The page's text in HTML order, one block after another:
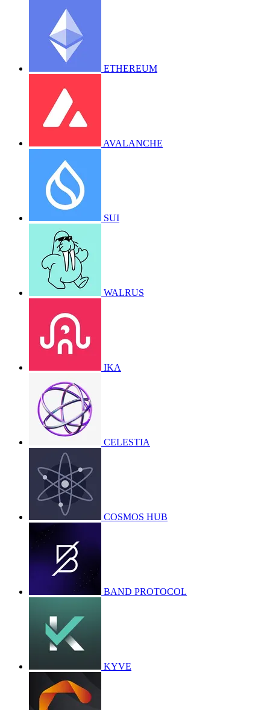
ETHEREUM
AVALANCHE
SUI
WALRUS
IKA
CELESTIA
COSMOS HUB
BAND PROTOCOL
KYVE